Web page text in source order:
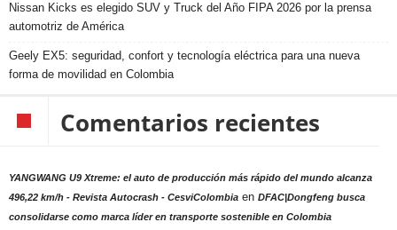
Nissan Kicks es elegido SUV y Truck del Año FIPA 2026 por la prensa
automotriz de América
Geely EX5: seguridad, confort y tecnología eléctrica para una nueva
forma de movilidad en Colombia
Comentarios recientes
YANGWANG U9 Xtreme: el auto de producción más rápido del mundo alcanza
496,22 km/h - Revista Autocrash - CesviColombia en DFAC|Dongfeng busca
consolidarse como marca líder en transporte sostenible en Colombia